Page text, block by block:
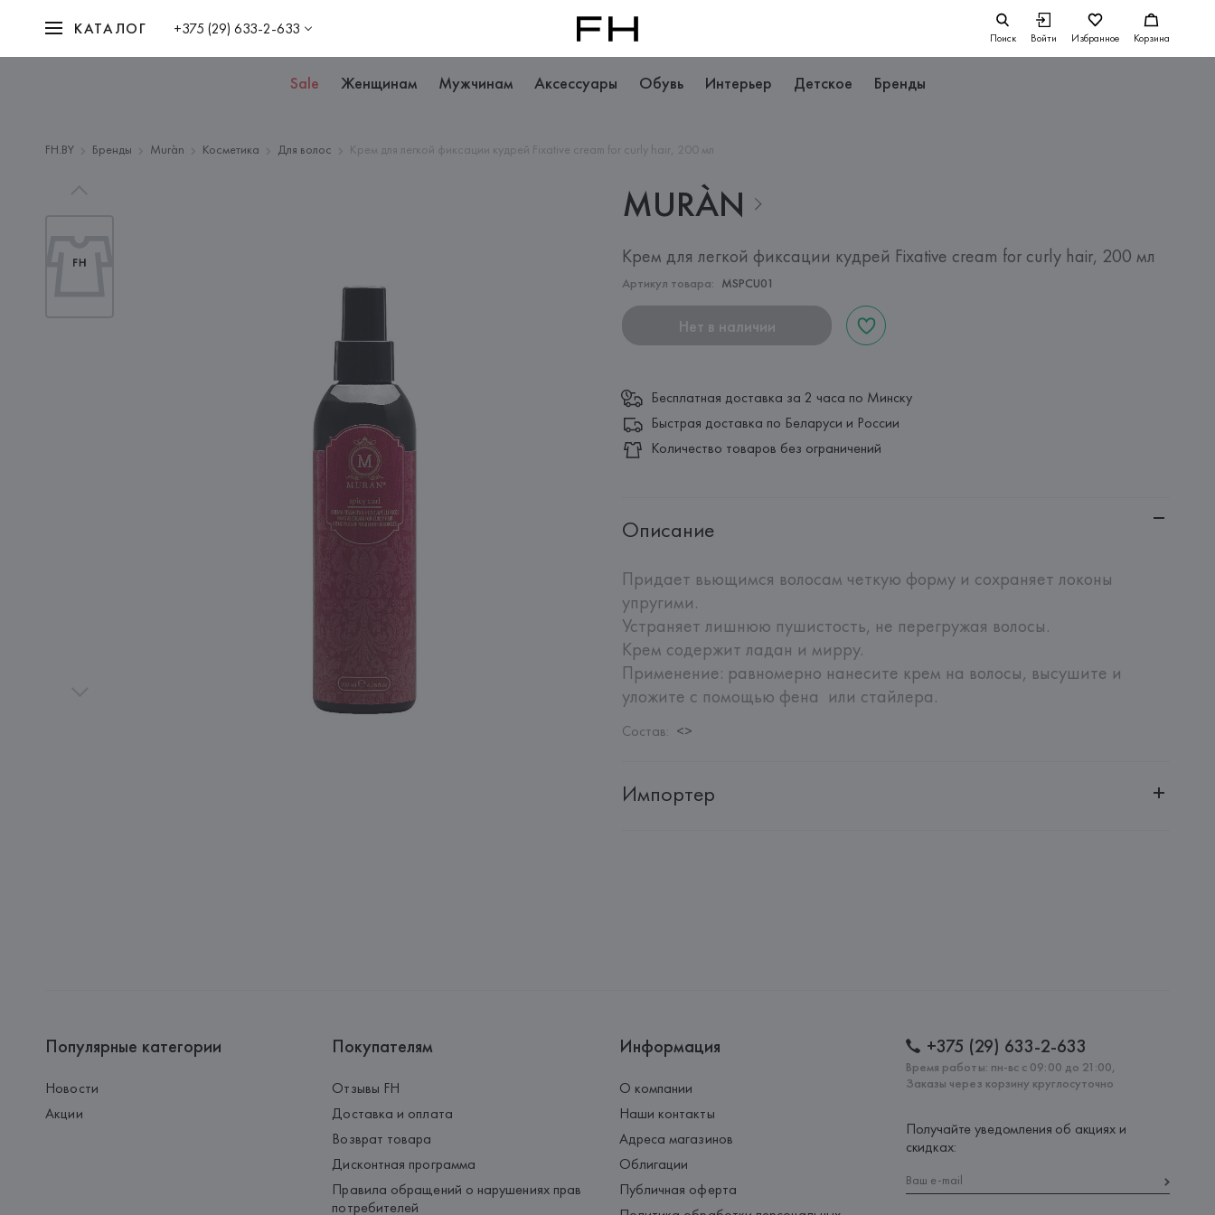
КАТАЛОГ +375 (29) 633-2-633 Поиск Войти Избранное Корзина
Sale Женщинам Мужчинам Аксессуары Обувь Интерьер Детское Бренды
FH.BY Бренды Muràn Косметика Для волос Крем для легкой фиксации кудрей Fixative cream for curly hair, 200 мл
MURÀN
Крем для легкой фиксации кудрей Fixative cream for curly hair, 200 мл
Артикул товара: MSPCU01
Нет в наличии
Бесплатная доставка за 2 часа по Минску
Быстрая доставка по Беларуси и России
Количество товаров без ограничений
Описание
Придает вьющимся волосам четкую форму и сохраняет локоны
упругими.
Устраняет лишнюю пушистость, не перегружая волосы.
Крем содержит ладан и мирру.
Применение: равномерно нанесите крем на волосы, высушите и
уложите с помощью фена  или стайлера.
Состав: <>
Импортер
Популярные категории
Новости
Акции
Покупателям
Отзывы FH
Доставка и оплата
Возврат товара
Дисконтная программа
Правила обращений о нарушениях прав
потребителей
Информация
О компании
Наши контакты
Адреса магазинов
Облигации
Публичная оферта
+375 (29) 633-2-633
Время работы: пн-вс с 09:00 до 21:00,
Заказы через корзину круглосуточно
Получайте уведомления об акциях и
скидках: